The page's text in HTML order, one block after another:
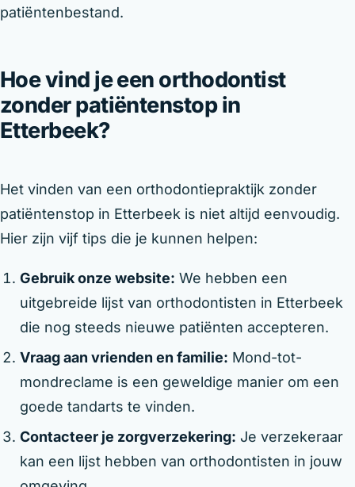
patiëntenbestand.
Hoe vind je een orthodontist
zonder patiëntenstop in
Etterbeek?
Het vinden van een orthodontiepraktijk zonder
patiëntenstop in Etterbeek is niet altijd eenvoudig.
Hier zijn vijf tips die je kunnen helpen:
Gebruik onze website: We hebben een
uitgebreide lijst van orthodontisten in Etterbeek
die nog steeds nieuwe patiënten accepteren.
Vraag aan vrienden en familie: Mond-tot-
mondreclame is een geweldige manier om een
goede tandarts te vinden.
Contacteer je zorgverzekering: Je verzekeraar
kan een lijst hebben van orthodontisten in jouw